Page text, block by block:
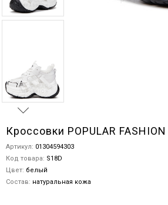
Кроссовки POPULAR FASHION
Артикул: 01304594303
Код товара: S18D
Цвет: белый
Состав: натуральная кожа